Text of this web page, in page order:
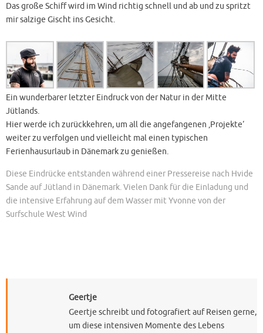
Das große Schiff wird im Wind richtig schnell und ab und zu spritzt
mir salzige Gischt ins Gesicht.
Ein wunderbarer letzter Eindruck von der Natur in der Mitte
Jütlands.
Hier werde ich zurückkehren, um all die angefangenen ‚Projekte‘
weiter zu verfolgen und vielleicht mal einen typischen
Ferienhausurlaub in Dänemark zu genießen.
Diese Eindrücke entstanden während einer Pressereise nach Hvide
Sande auf Jütland in Dänemark. Vielen Dank für die Einladung und
die intensive Erfahrung auf dem Wasser mit Yvonne von der
Surfschule West Wind
Geertje
Geertje schreibt und fotografiert auf Reisen gerne,
um diese intensiven Momente des Lebens